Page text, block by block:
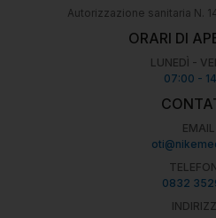
garantire risultati
collaborano in
consente di
Autorizzazione sanitaria N.
ORARI DI
LUNEDÌ -
07:00 -
EMAIL
0832